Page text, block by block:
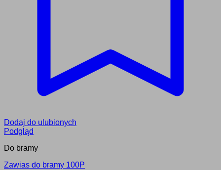
Dodaj do ulubionych
Podgląd
Do bramy
Zawias do bramy 100P